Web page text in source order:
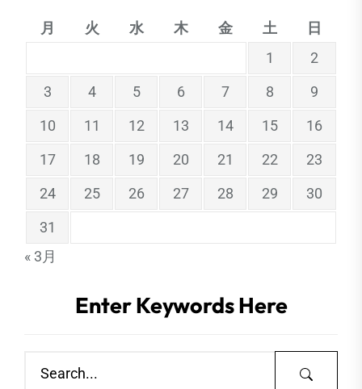
月 火 水 木 金 土
日
1
2
3
4 5 6 7 8
9
10
11 12 13 14 15
16
17
18 19 20 21 22
23
24
25 26 27 28 29
30
31
« 3月
Enter Keywords Here